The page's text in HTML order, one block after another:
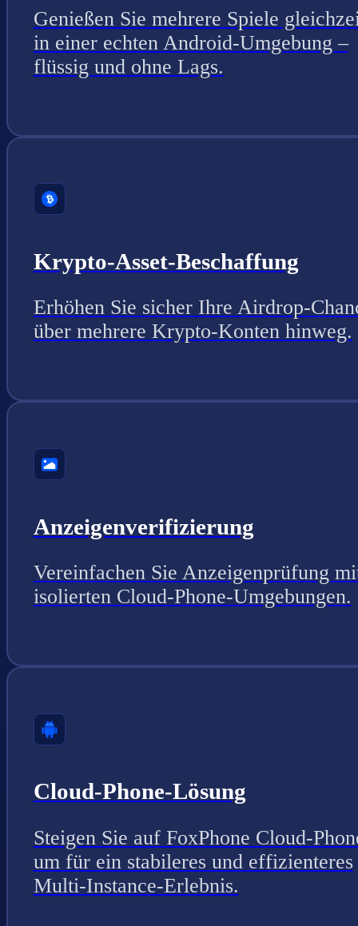
Genießen Sie mehrere Spiele
in einer echten Android-Umgebung –
flüssig und ohne Lags.
Krypto-Asset-Beschaffung
Erhöhen Sie sicher Ihre Airdrop-
über mehrere Krypto-Konten hinweg.
Anzeigenverifizierung
Vereinfachen Sie Anzeigenprüfung
isolierten Cloud-Phone-Umgebungen.
Cloud-Phone-Lösung
Steigen Sie auf FoxPhone Cloud-
um für ein stabileres und effizienteres
Multi-Instance-Erlebnis.